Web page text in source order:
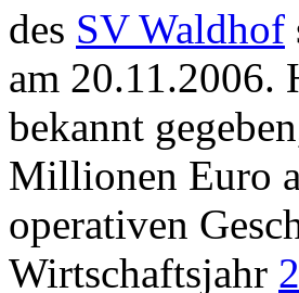
des SV Waldhof
am 20.11.2006.
bekannt
Millionen Euro
operativen
Wirtschaftsjahr